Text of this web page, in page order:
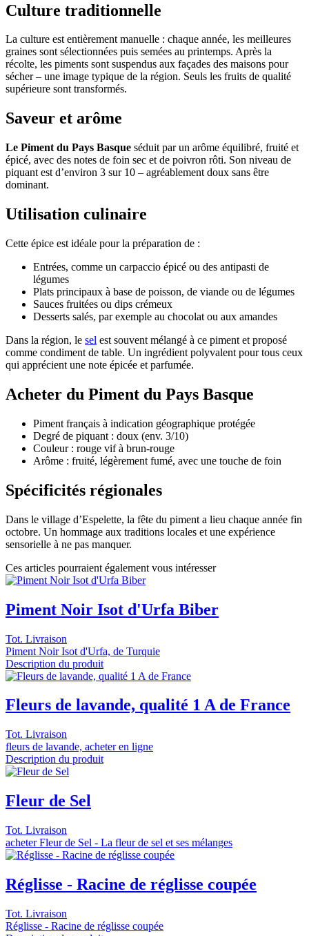
Culture traditionnelle
La culture est entièrement manuelle : chaque année, les meilleures
graines sont sélectionnées puis semées au printemps. Après la
récolte, les piments sont suspendus aux façades des maisons pour
sécher – une image typique de la région. Seuls les fruits de qualité
supérieure sont transformés.
Saveur et arôme
Le Piment du Pays Basque séduit par un arôme équilibré, fruité et
épicé, avec des notes de foin sec et de poivron rôti. Son niveau de
piquant est d’environ 3 sur 10 – agréablement doux sans être
dominant.
Utilisation culinaire
Cette épice est idéale pour la préparation de :
Entrées, comme un carpaccio épicé ou des antipasti de
légumes
Plats principaux à base de poisson, de viande ou de légumes
Sauces fruitées ou dips crémeux
Desserts salés, par exemple au chocolat ou aux amandes
Dans la région, le sel est souvent mélangé à ce piment et proposé
comme condiment de table. Un ingrédient polyvalent pour tous ceux
qui apprécient une note épicée et parfumée.
Acheter du Piment du Pays Basque
Piment français à indication géographique protégée
Degré de piquant : doux (env. 3/10)
Couleur : rouge vif à brun-rouge
Arôme : fruité, légèrement fumé, avec une touche de foin
Spécificités régionales
Dans le village d’Espelette, la fête du piment a lieu chaque année fin
octobre. Un hommage aux traditions locales et une expérience
sensorielle à ne pas manquer.
Ces articles pourraient également vous intéresser
Piment Noir Isot d'Urfa Biber
Tot. Livraison
Piment Noir Isot d'Urfa, de Turquie
Description du produit
Fleurs de lavande, qualité 1 A de France
Tot. Livraison
fleurs de lavande, acheter en ligne
Description du produit
Fleur de Sel
Tot. Livraison
acheter Fleur de Sel - La fleur de sel et ses mélanges
Réglisse - Racine de réglisse coupée
Tot. Livraison
Réglisse - Racine de réglisse coupée